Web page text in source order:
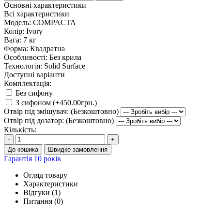
Основні характеристики
Всі характеристики
Модель: COMPACTA
Колір: Ivory
Вага: 7 кг
Форма: Квадратна
Особливості: Без крила
Технологія: Solid Surface
Доступні варіанти
Комплектація:
Без сифону
З сифоном (+450.00грн.)
Отвір під змішувач: (Безкоштовно)
Отвір під дозатор: (Безкоштовно)
Кількість:
-
+
До кошика
Швидке замовлення
Гарантія 10 років
Огляд товару
Характеристики
Відгуки (1)
Питання (0)